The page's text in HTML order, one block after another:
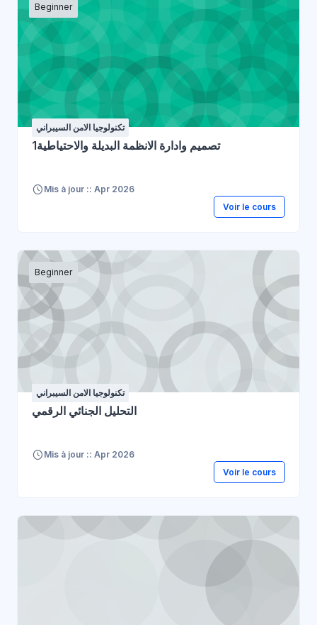
Beginner
تكنولوجيا الامن السيبراني
تصميم وادارة الانظمة البديلة والاحتياطية1
Mis à jour :: Apr 2026
Voir le cours
Beginner
تكنولوجيا الامن السيبراني
التحليل الجنائي الرقمي
Mis à jour :: Apr 2026
Voir le cours